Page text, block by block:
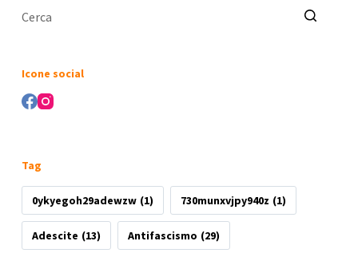
Icone social
Tag
0ykyegoh29adewzw (1) 730munxvjpy940z (1)
Adescite (13) Antifascismo (29)